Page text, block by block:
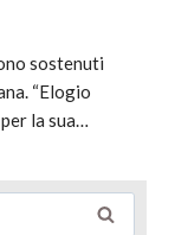
sostenuti
“Elogio
la sua…